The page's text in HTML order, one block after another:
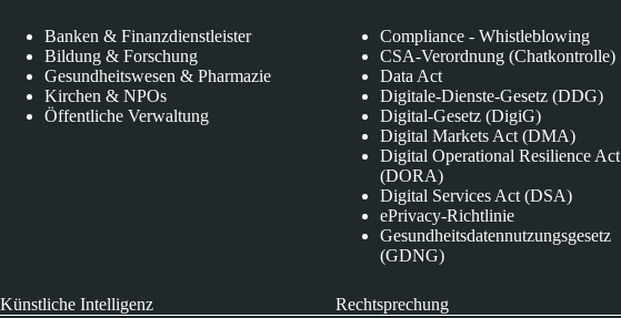
Banken & Finanzdienstleister
Bildung & Forschung
Gesundheitswesen & Pharmazie
Kirchen & NPOs
Öffentliche Verwaltung
Compliance - Whistleblowing
CSA-Verordnung (Chatkontrolle)
Data Act
Digitale-Dienste-Gesetz (DDG)
Digital-Gesetz (DigiG)
Digital Markets Act (DMA)
Digital Operational Resilience Act
(DORA)
Digital Services Act (DSA)
ePrivacy-Richtlinie
Gesundheitsdatennutzungsgesetz
(GDNG)
Künstliche Intelligenz Rechtsprechung